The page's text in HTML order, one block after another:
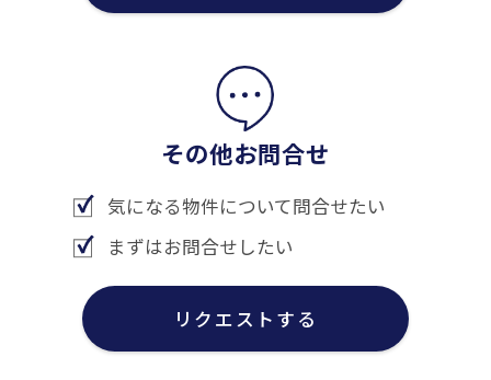
その他お問合せ
気になる物件について問合せたい
まずはお問合せしたい
リクエストする